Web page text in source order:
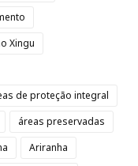
Xingu
de proteção integral
áreas preservadas
Ariranha